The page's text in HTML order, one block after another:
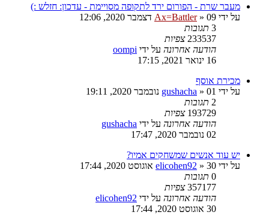
מעבר שרת - הפורום ירד לתקופה מסויימת - עדכון: חזלש :)
על ידי
Ax=Battler» 09 דצמבר 2020, 12:06
3 תגובות
233537 צפיות
הודעה אחרונה על ידי oompi
16 ינואר 2021, 17:15
מכירת אוסף
על ידי
gushacha » 01 נובמבר 2020, 19:11
2 תגובות
193729 צפיות
הודעה אחרונה על ידי gushacha
02 נובמבר 2020, 17:47
יש עוד אנשים שמשחקים אמיו?
על ידי
elicohen92 » 30 אוגוסט 2020, 17:44
0 תגובות
357177 צפיות
הודעה אחרונה על ידי elicohen92
30 אוגוסט 2020, 17:44